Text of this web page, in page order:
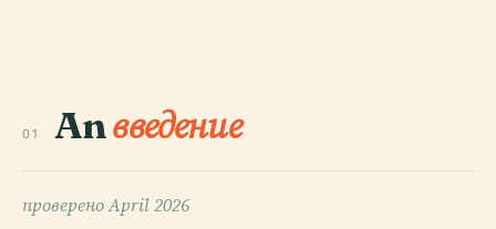
01 Anвведение
провереноApril 2026